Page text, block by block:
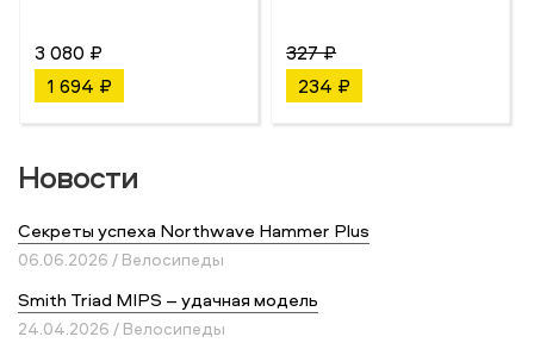
3 080 ₽
1 694 ₽
327 ₽
234 ₽
Новости
Секреты успеха Northwave Hammer Plus
06.06.2026 / Велосипеды
Smith Triad MIPS – удачная модель
24.04.2026 / Велосипеды